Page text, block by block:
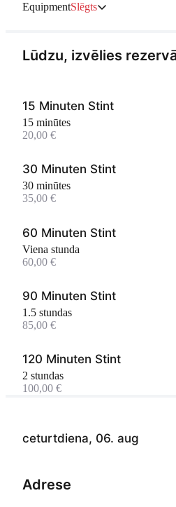
EquipmentSlēgts
ceturtdiena, 06. aug
Adrese
Lūdzu, izvēlies
15 Minuten Stint
15 minūtes
20,00 €
30 Minuten Stint
30 minūtes
35,00 €
60 Minuten Stint
viena stunda
60,00 €
90 Minuten Stint
1.5 stundas
85,00 €
120 Minuten Stint
2 stundas
100,00 €